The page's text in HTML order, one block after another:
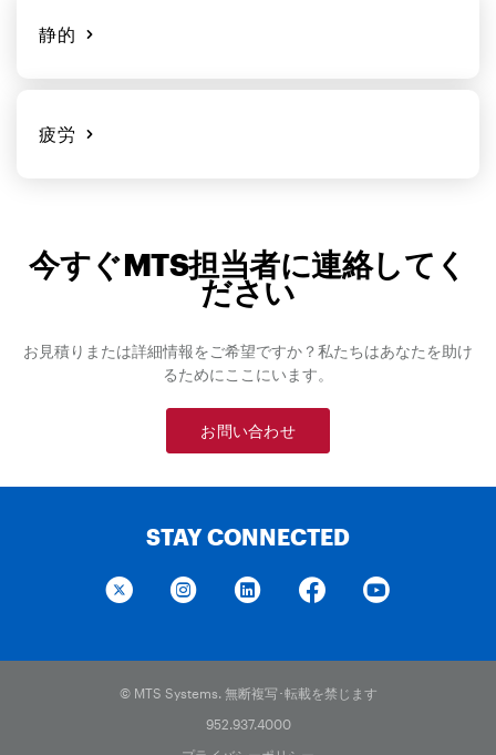
静的
疲労
今すぐMTS担当者に連絡してく
ださい
お見積りまたは詳細情報をご希望ですか？私たちはあなたを助け
るためにここにいます。
お問い合わせ
STAY CONNECTED
© MTS Systems. 無断複写･転載を禁じます
952.937.4000